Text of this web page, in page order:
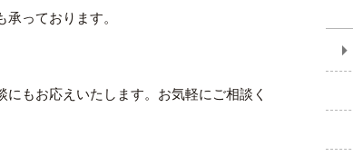
っております。
もお応えいたします。お気軽にご相談く